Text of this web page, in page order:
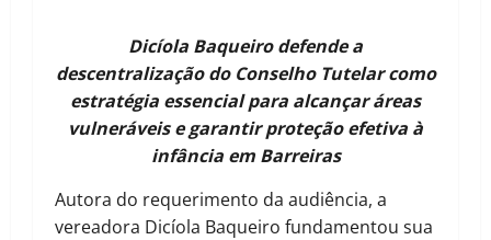
Dicíola Baqueiro defende a
descentralização do Conselho Tutelar como
estratégia essencial para alcançar áreas
vulneráveis e garantir proteção efetiva à
infância em Barreiras
Autora do requerimento da audiência, a
vereadora Dicíola Baqueiro fundamentou sua